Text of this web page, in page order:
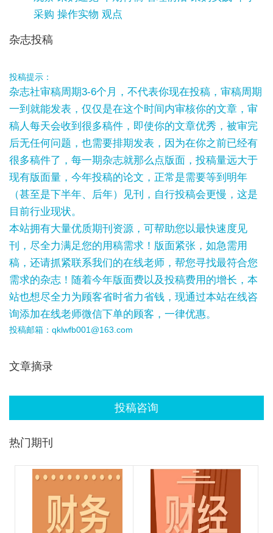
采购 操作实物 观点
杂志投稿
投稿提示：
杂志社审稿周期3-6个月，不代表你现在投稿，审稿周期
一到就能发表，仅仅是在这个时间内审核你的文章，审
稿人每天会收到很多稿件，即使你的文章优秀，被审完
后无任何问题，也需要排期发表，因为在你之前已经有
很多稿件了，每一期杂志就那么点版面，投稿量远大于
现有版面量，今年投稿的论文，正常是需要等到明年
（甚至是下半年、后年）见刊，自行投稿会更慢，这是
目前行业现状。
本站拥有大量优质期刊资源，可帮助您以最快速度见
刊，尽全力满足您的用稿需求！版面紧张，如急需用
稿，还请抓紧联系我们的在线老师，帮您寻找最符合您
需求的杂志！随着今年版面费以及投稿费用的增长，本
站也想尽全力为顾客省时省力省钱，现通过本站在线咨
询添加在线老师微信下单的顾客，一律优惠。
投稿邮箱：qklwfb001@163.com
文章摘录
投稿咨询
热门期刊